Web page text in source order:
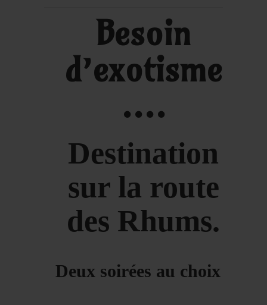
Besoin
d’exotisme
….
Destination
sur la route
des Rhums.
Deux soirées au choix :